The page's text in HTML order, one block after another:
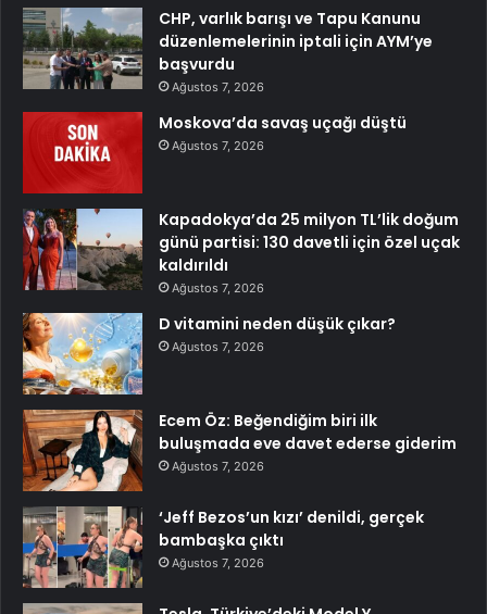
CHP, varlık barışı ve Tapu Kanunu
düzenlemelerinin iptali için AYM’ye
başvurdu
Ağustos 7, 2026
Moskova’da savaş uçağı düştü
Ağustos 7, 2026
Kapadokya’da 25 milyon TL’lik doğum
günü partisi: 130 davetli için özel uçak
kaldırıldı
Ağustos 7, 2026
D vitamini neden düşük çıkar?
Ağustos 7, 2026
Ecem Öz: Beğendiğim biri ilk
buluşmada eve davet ederse giderim
Ağustos 7, 2026
‘Jeff Bezos’un kızı’ denildi, gerçek
bambaşka çıktı
Ağustos 7, 2026